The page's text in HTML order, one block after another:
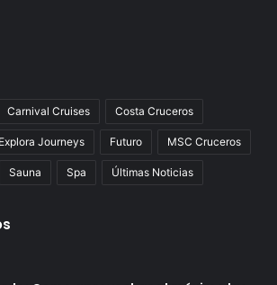
Carnival Cruises Costa Cruceros
Explora Journeys Futuro MSC Cruceros
Sauna Spa Últimas Noticias